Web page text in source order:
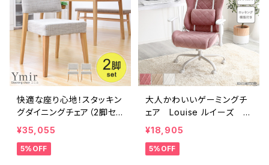
快適な座り心地！スタッキン
グダイニングチェア（2脚セッ
ト）【-Ymir-ユミル】 SH-01
YMIR
¥35,055
5%OFF
大人かわいいゲーミングチ
ェア Louise ルイーズ O
K-GGC
¥18,905
5%OFF